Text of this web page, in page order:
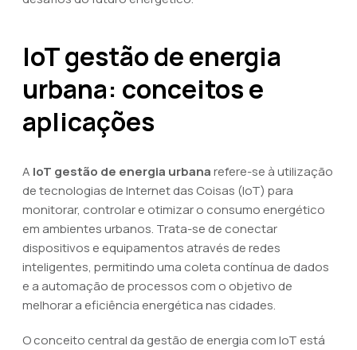
IoT gestão de energia
urbana: conceitos e
aplicações
A IoT gestão de energia urbanarefere-se à utilização
de tecnologias de Internet das Coisas (IoT) para
monitorar, controlar e otimizar o consumo energético
em ambientes urbanos. Trata-se de conectar
dispositivos e equipamentos através de redes
inteligentes, permitindo uma coleta contínua de dados
e a automação de processos com o objetivo de
melhorar a eficiência energética nas cidades.
O conceito central da gestão de energia com IoT está